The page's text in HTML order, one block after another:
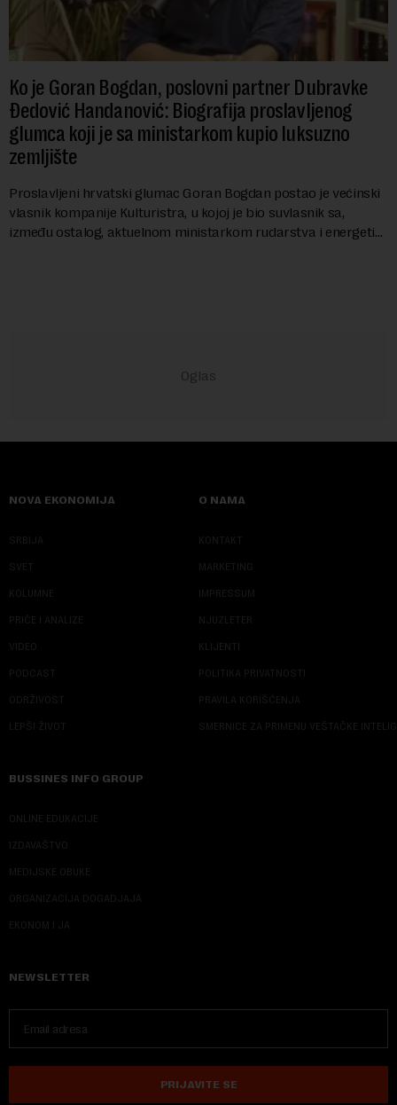
Ko je Goran Bogdan, poslovni partner Dubravke
Đedović Handanović: Biografija proslavljenog
glumca koji je sa ministarkom kupio luksuzno
zemljište
Proslavljeni hrvatski glumac Goran Bogdan postao je većinski
vlasnik kompanije Kulturistra, u kojoj je bio suvlasnik sa,
između ostalog, aktuelnom ministarkom rudarstva i energetike
NOVA EKONOMIJA
SRBIJA
SVET
KOLUMNE
PRIČE I ANALIZE
VIDEO
PODCAST
ODRŽIVOST
LEPŠI ŽIVOT
O NAMA
KONTAKT
MARKETING
IMPRESSUM
NJUZLETER
KLIJENTI
POLITIKA PRIVATNOSTI
PRAVILA KORIŠĆENJA
SMERNICE ZA PRIMENU VEŠTAČKE
BUSSINES INFO GROUP
ONLINE EDUKACIJE
IZDAVAŠTVO
MEDIJSKE OBUKE
ORGANIZACIJA DOGADJAJA
EKONOM I JA
NEWSLETTER
PRIJAVITE SE